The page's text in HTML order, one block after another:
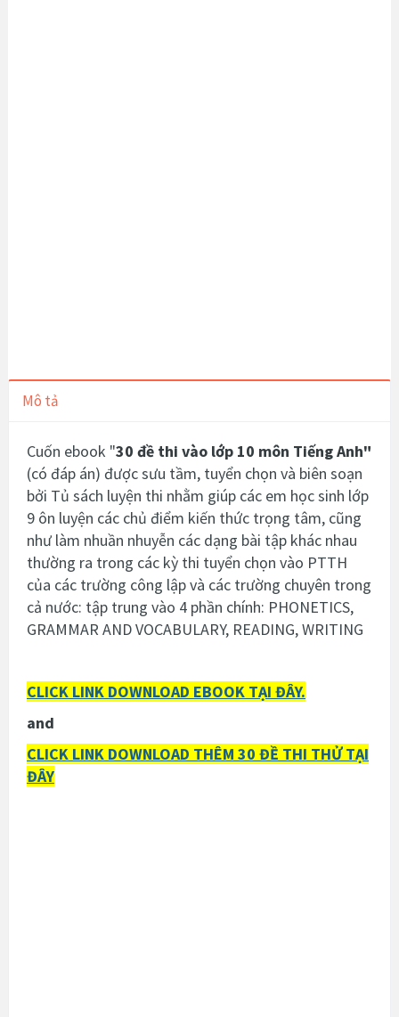
Mô tả
Cuốn ebook "30 đề thi vào lớp 10 môn Tiếng Anh"
(có đáp án) được sưu tầm, tuyển chọn và biên soạn
bởi Tủ sách luyện thi nhằm giúp các em học sinh lớp
9 ôn luyện các chủ điểm kiến thức trọng tâm, cũng
như làm nhuần nhuyễn các dạng bài tập khác nhau
thường ra trong các kỳ thi tuyển chọn vào PTTH
của các trường công lập và các trường chuyên trong
cả nước: tập trung vào 4 phần chính: PHONETICS,
GRAMMAR AND VOCABULARY, READING, WRITING
CLICK LINK DOWNLOAD EBOOK TẠI ĐÂY.
and
CLICK LINK DOWNLOAD THÊM 30 ĐỀ THI THỬ TẠI
ĐÂY